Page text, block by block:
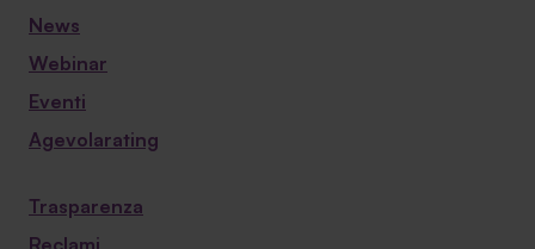
News
Webinar
Eventi
Agevolarating
Trasparenza
Reclami